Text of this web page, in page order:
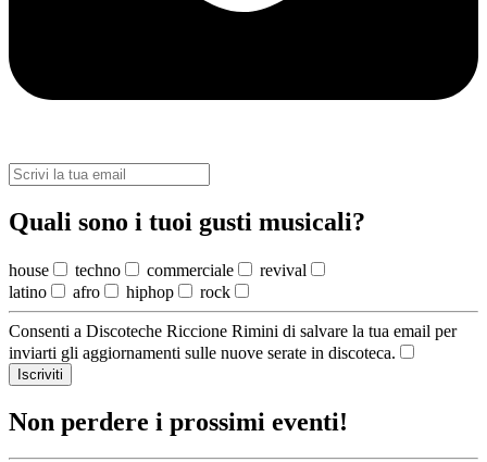
Quali sono i tuoi gusti musicali?
house techno commerciale
revival
latino
afro hiphop rock
Consenti a Discoteche Riccione Rimini di salvare la tua email per
inviarti gli aggiornamenti sulle nuove serate in discoteca.
Iscriviti
Non perdere i prossimi eventi!